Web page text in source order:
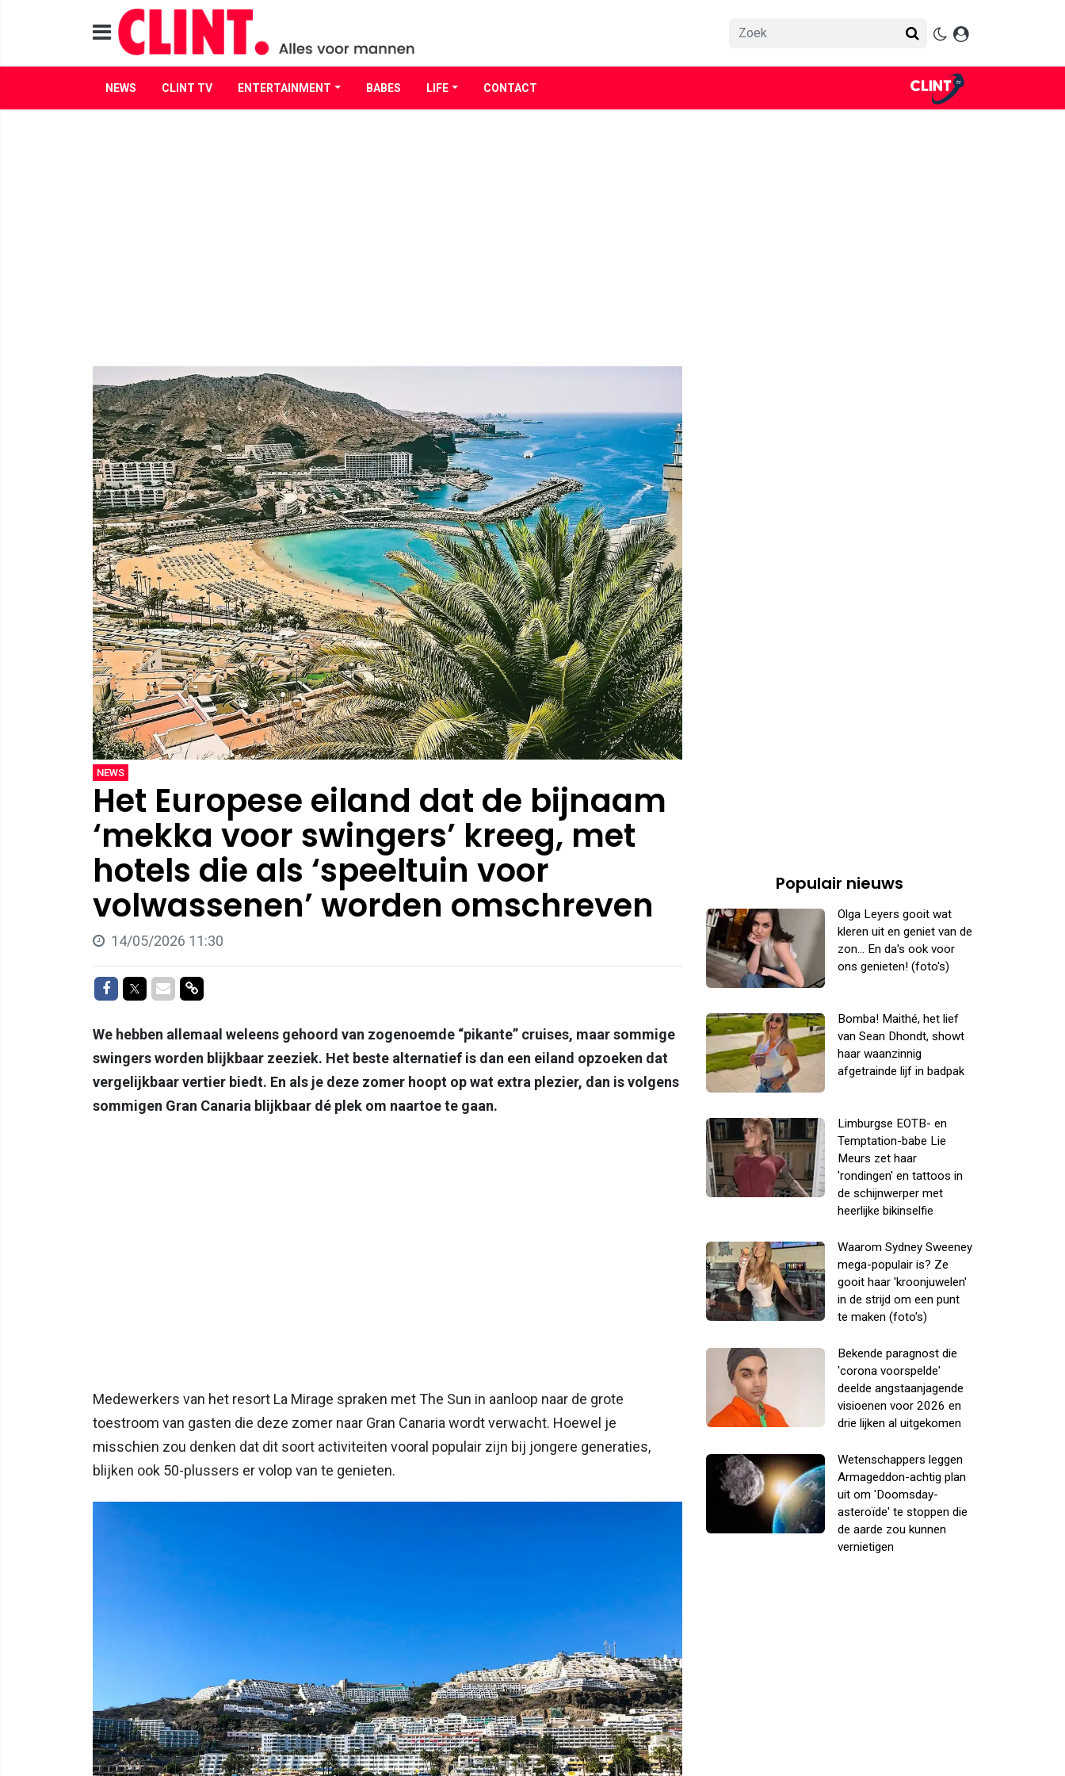
NEWS CLINT TV ENTERTAINMENT BABES LIFE CONTACT
NEWS
Het Europese eiland dat de bijnaam
‘mekka voor swingers’ kreeg, met
hotels die als ‘speeltuin voor
volwassenen’ worden omschreven
14/05/2026 11:30
Delen op Facebook
Delen op Twitter
Delen via Mail
Delen via link
We hebben allemaal weleens gehoord van zogenoemde “pikante” cruises, maar sommige
swingers worden blijkbaar zeeziek. Het beste alternatief is dan een eiland opzoeken dat
vergelijkbaar vertier biedt. En als je deze zomer hoopt op wat extra plezier, dan is volgens
sommigen Gran Canaria blijkbaar dé plek om naartoe te gaan.
Medewerkers van het resort La Mirage spraken met The Sun in aanloop naar de grote
toestroom van gasten die deze zomer naar Gran Canaria wordt verwacht. Hoewel je
misschien zou denken dat dit soort activiteiten vooral populair zijn bij jongere generaties,
blijken ook 50-plussers er volop van te genieten.
Populair nieuws
Olga Leyers gooit wat
kleren uit en geniet van de
zon... En da's ook voor
ons genieten! (foto's)
Bomba! Maithé, het lief
van Sean Dhondt, showt
haar waanzinnig
afgetrainde lijf in badpak
Limburgse EOTB- en
Temptation-babe Lie
Meurs zet haar
'rondingen' en tattoos in
de schijnwerper met
heerlijke bikinselfie
Waarom Sydney Sweeney
mega-populair is? Ze
gooit haar 'kroonjuwelen'
in de strijd om een punt
te maken (foto's)
Bekende paragnost die
'corona voorspelde'
deelde angstaanjagende
visioenen voor 2026 en
drie lijken al uitgekomen
Wetenschappers leggen
Armageddon-achtig plan
uit om 'Doomsday-
asteroïde' te stoppen die
de aarde zou kunnen
vernietigen